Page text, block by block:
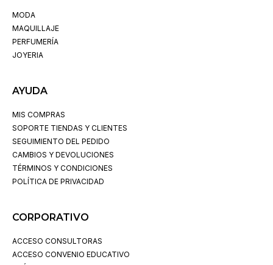
MODA
MAQUILLAJE
PERFUMERÍA
JOYERIA
AYUDA
MIS COMPRAS
SOPORTE TIENDAS Y CLIENTES
SEGUIMIENTO DEL PEDIDO
CAMBIOS Y DEVOLUCIONES
TÉRMINOS Y CONDICIONES
POLÍTICA DE PRIVACIDAD
CORPORATIVO
ACCESO CONSULTORAS
ACCESO CONVENIO EDUCATIVO